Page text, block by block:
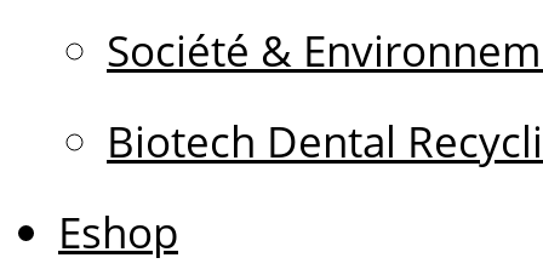
Société &
Biotech Dental
Eshop